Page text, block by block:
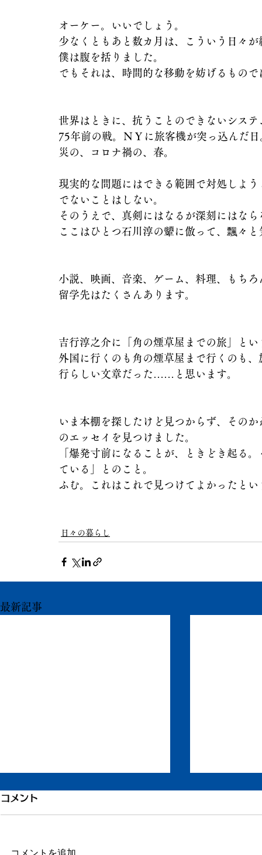
オーケー。いいでしょう。
少なくともあと数カ月は、こういう日々
僕は腹を括りました。
でもそれは、時間的な移動を妨げるもの
世界はときに、抗うことのできないシス
75年前の戦。ＮＹに旅客機が突っ込んだ
災の、コロナ禍の、春。
現実的な問題にはできる範囲で対処しよ
でないことはしない。
そのうえで、真剣にはなるが深刻にはな
ここはひとつ石川淳の顰に倣って、飄々
小説、映画、音楽、ゲーム、料理、もちろ
留学先はたくさんあります。
吉行淳之介に「角の煙草屋までの旅」と
外国に行くのも角の煙草屋まで行くのも
行らしい文章だった……と思います。
いま本棚を探したけど見つからず、その
のエッセイを見つけました。
「爆発寸前になることが、ときどき起る
ている」とのこと。
ふむ。これはこれで見つけてよかったとい
日々の暮らし
最新記事
引き続き倦怠感
に明け方に高熱が出たり、ちょっ
コメント
コメントを追加…